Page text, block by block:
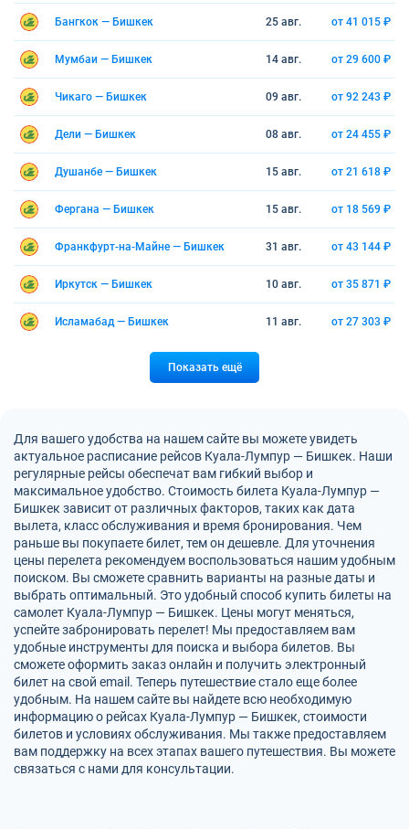
Бангкок — Бишкек 25 авг. от 41 015 ₽
Мумбаи — Бишкек 14 авг. от 29 600 ₽
Чикаго — Бишкек 09 авг. от 92 243 ₽
Дели — Бишкек 08 авг. от 24 455 ₽
Душанбе — Бишкек 15 авг. от 21 618 ₽
Фергана — Бишкек 15 авг. от 18 569 ₽
Франкфурт-на-Майне — Бишкек 31 авг. от 43 144 ₽
Иркутск — Бишкек 10 авг. от 35 871 ₽
Исламабад — Бишкек 11 авг. от 27 303 ₽
Показать ещё
Для вашего удобства на нашем сайте вы можете увидеть
актуальное расписание рейсов Куала-Лумпур — Бишкек. Наши
регулярные рейсы обеспечат вам гибкий выбор и
максимальное удобство. Стоимость билета Куала-Лумпур —
Бишкек зависит от различных факторов, таких как дата
вылета, класс обслуживания и время бронирования. Чем
раньше вы покупаете билет, тем он дешевле. Для уточнения
цены перелета рекомендуем воспользоваться нашим удобным
поиском. Вы сможете сравнить варианты на разные даты и
выбрать оптимальный. Это удобный способ купить билеты на
самолет Куала-Лумпур — Бишкек. Цены могут меняться,
успейте забронировать перелет! Мы предоставляем вам
удобные инструменты для поиска и выбора билетов. Вы
сможете оформить заказ онлайн и получить электронный
билет на свой email. Теперь путешествие стало еще более
удобным. На нашем сайте вы найдете всю необходимую
информацию о рейсах Куала-Лумпур — Бишкек, стоимости
билетов и условиях обслуживания. Мы также предоставляем
вам поддержку на всех этапах вашего путешествия. Вы можете
связаться с нами для консультации.